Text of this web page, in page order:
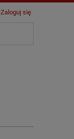
Zaloguj się